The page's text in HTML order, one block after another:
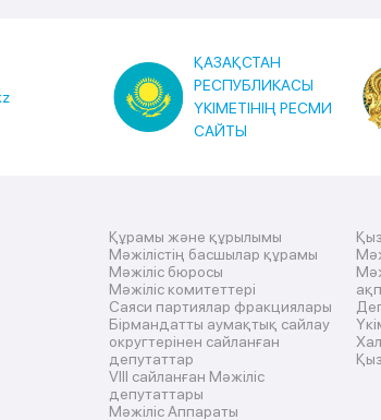
ҚАЗАҚСТАН
РЕСПУБЛИКАСЫ
ҮКІМЕТІНІҢ РЕСМИ
САЙТЫ
Құрамы және құрылымы
Мәжілістің басшылар құрамы
Мәжіліс бюросы
Мәжіліс комитеттері
Саяси партиялар фракциялары
Бірмандатты аумақтық сайлау
округтерінен сайланған
депутаттар
VIII сайланған Мәжіліс
депутаттары
Мәжіліс Аппараты